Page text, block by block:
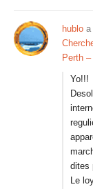
hublo a
Perth
Yo!!!
dites
Le